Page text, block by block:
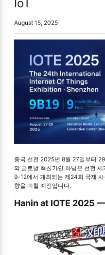
IoT
August 15, 2025
중국 선전 2025년 8월 27일부터
의 글로벌 혁신가인 하닝은 선전
9-12에서 개최되는 제24회 국제
향을 미칠 예정입니다.
Hanin at IOTE 2025